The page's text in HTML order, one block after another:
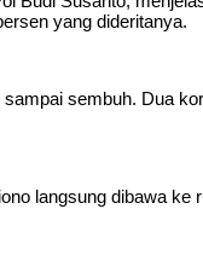
yang dideritanya.
sembuh. Dua
langsung dibawa